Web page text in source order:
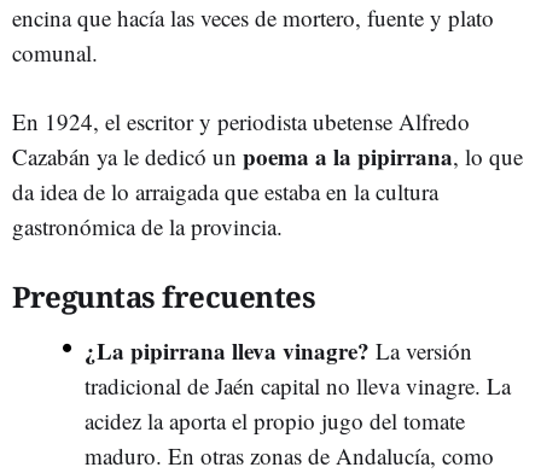
encina que hacía las veces de mortero, fuente y plato
comunal.
En 1924, el escritor y periodista ubetense Alfredo
Cazabán ya le dedicó un poema a la pipirrana, lo que
da idea de lo arraigada que estaba en la cultura
gastronómica de la provincia.
Preguntas frecuentes
¿La pipirrana lleva vinagre? La versión
tradicional de Jaén capital no lleva vinagre. La
acidez la aporta el propio jugo del tomate
maduro. En otras zonas de Andalucía, como